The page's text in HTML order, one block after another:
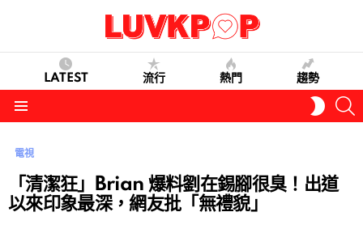
LATEST 流行 熱門 趨勢
SKIN
電視
「清潔狂」Brian 爆料劉在錫腳很臭！出道
以來印象最深，網友批「無禮貌」